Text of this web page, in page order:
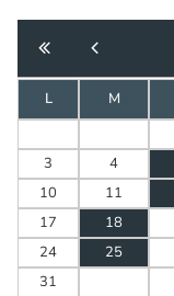
L M
3
4
10
11
17
18
24
25
31